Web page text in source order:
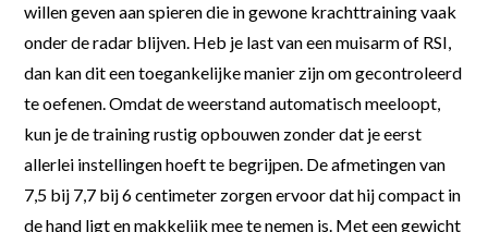
willen geven aan spieren die in gewone krachttraining vaak
onder de radar blijven. Heb je last van een muisarm of RSI,
dan kan dit een toegankelijke manier zijn om gecontroleerd
te oefenen. Omdat de weerstand automatisch meeloopt,
kun je de training rustig opbouwen zonder dat je eerst
allerlei instellingen hoeft te begrijpen. De afmetingen van
7,5 bij 7,7 bij 6 centimeter zorgen ervoor dat hij compact in
de hand ligt en makkelijk mee te nemen is. Met een gewicht